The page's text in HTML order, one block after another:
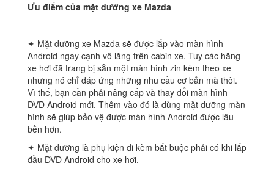
Ưu điểm của mặt dưỡng xe Mazda
✦ Mặt dưỡng xe Mazda sẽ được lắp vào màn hình
Android ngay cạnh vô lăng trên cabin xe. Tuy các hãng
xe hơi đã trang bị sẵn một màn hình zin kèm theo xe
nhưng nó chỉ đáp ứng những nhu cầu cơ bản mà thôi.
Vì thế, bạn cần phải nâng cấp và thay đổi màn hình
DVD Android mới. Thêm vào đó là dùng mặt dưỡng màn
hình sẽ giúp bảo vệ được màn hình Android được lâu
bền hơn.
✦ Mặt dưỡng là phụ kiện đi kèm bắt buộc phải có khi lắp
đầu DVD Android cho xe hơi.